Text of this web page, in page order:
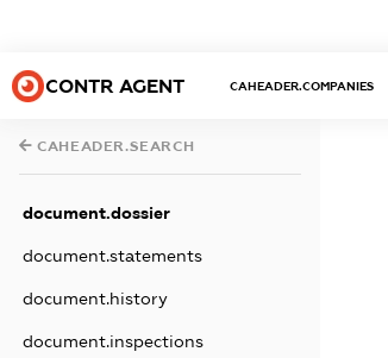
CONTR AGENT CAHEADER.COMPANIES
CAHEADER.SEARCH
document.dossier
document.statements
document.history
document.inspections